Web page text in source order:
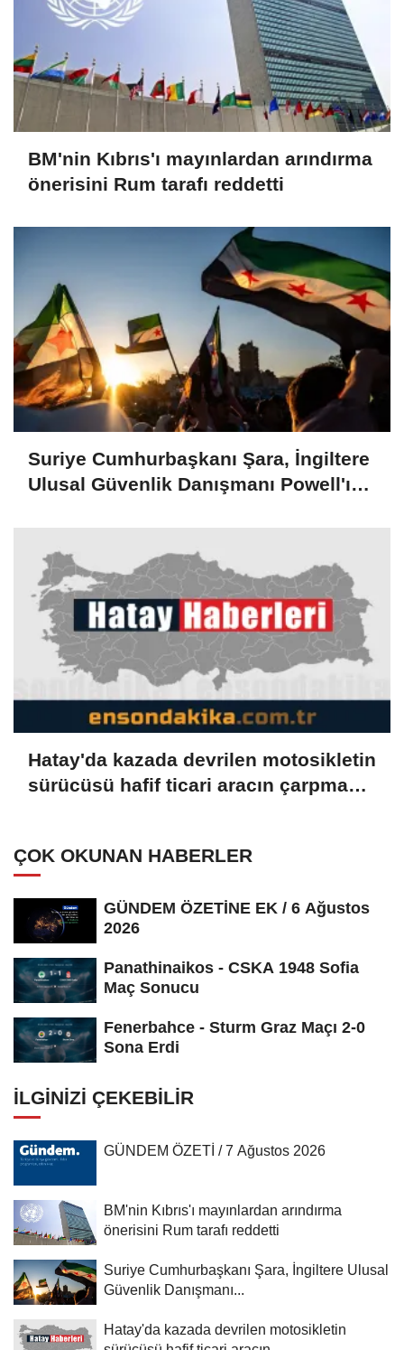
BM'nin Kıbrıs'ı mayınlardan arındırma
önerisini Rum tarafı reddetti
Suriye Cumhurbaşkanı Şara, İngiltere
Ulusal Güvenlik Danışmanı Powell'ı
Hatay'da kazada devrilen motosikletin
sürücüsü hafif ticari aracın çarpması
ÇOK OKUNAN HABERLER
GÜNDEM ÖZETİNE EK / 6 Ağustos
2026
Panathinaikos - CSKA 1948 Sofia
Maç Sonucu
Fenerbahce - Sturm Graz Maçı 2-0
Sona Erdi
İLGINIZI ÇEKEBILIR
GÜNDEM ÖZETİ / 7 Ağustos 2026
BM'nin Kıbrıs'ı mayınlardan arındırma
önerisini Rum tarafı reddetti
Suriye Cumhurbaşkanı Şara, İngiltere Ulusal
Güvenlik Danışmanı...
Hatay'da kazada devrilen motosikletin